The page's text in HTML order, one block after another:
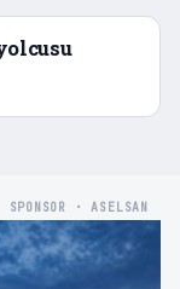
SPONSOR · ASELSAN